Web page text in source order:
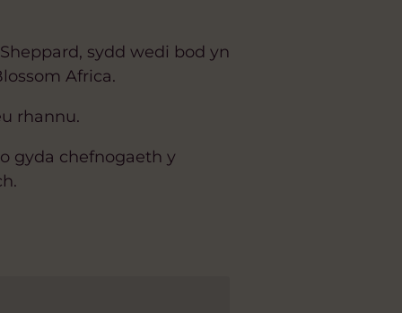
sydd wedi bod yn
Africa.
rhannu.
gyda chefnogaeth y